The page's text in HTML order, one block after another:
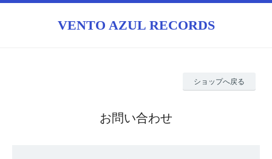
VENTO AZUL RECORDS
ショップへ戻る
お問い合わせ